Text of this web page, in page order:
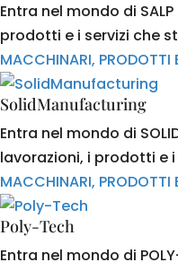
Entra nel mondo di
prodotti e i servizi che
MACCHINARI, PRODOTTI
SolidManufacturing
Entra nel mondo di
lavorazioni, i prodotti e
MACCHINARI, PRODOTTI
Poly-Tech
Entra nel mondo di